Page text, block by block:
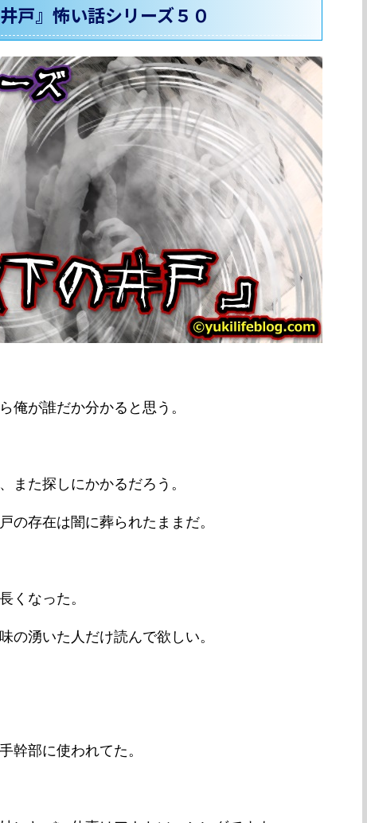
井戸』怖い話シリーズ５０
俺が誰だか分かると思う。
また探しにかかるだろう。
の存在は闇に葬られたままだ。
くなった。
の湧いた人だけ読んで欲しい。
幹部に使われてた。